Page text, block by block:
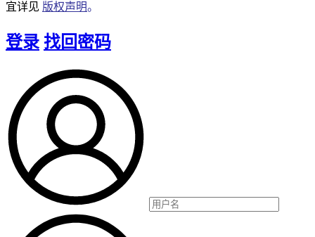
宜详见 版权声明。
登录 找回密码